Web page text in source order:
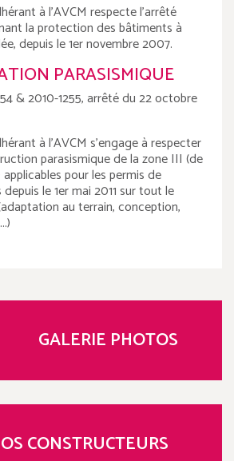
à l'AVCM respecte l'arrêté
la protection des bâtiments à
depuis le 1er novembre 2007.
PARASISMIQUE
& 2010-1255, arrêté du 22 octobre
à l'AVCM s'engage à respecter
parasismique de la zone III (de
pour les permis de
le 1er mai 2011 sur tout le
au terrain, conception,
GALERIE PHOTOS
CONSTRUCTEURS